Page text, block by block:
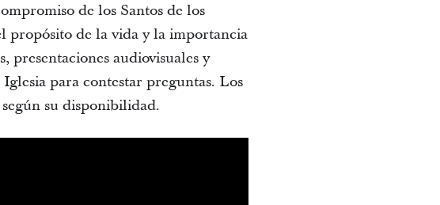
de los Santos de los
propósito de la vida y la importancia
presentaciones audiovisuales y
para contestar preguntas. Los
su disponibilidad.